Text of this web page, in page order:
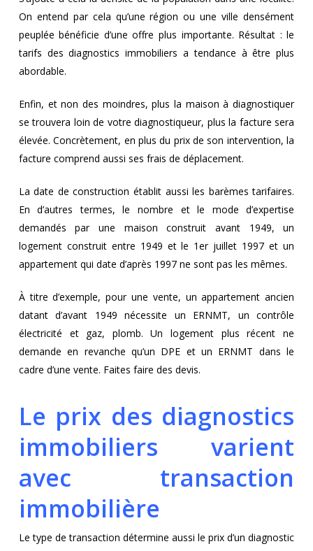
On entend par cela qu’une région ou une ville densément
peuplée bénéficie d’une offre plus importante. Résultat : le
tarifs des diagnostics immobiliers a tendance à être plus
abordable.
Enfin, et non des moindres, plus la maison à diagnostiquer
se trouvera loin de votre diagnostiqueur, plus la facture sera
élevée. Concrètement, en plus du prix de son intervention, la
facture comprend aussi ses frais de déplacement.
La date de construction établit aussi les barèmes tarifaires.
En d’autres termes, le nombre et le mode d’expertise
demandés par une maison construit avant 1949, un
logement construit entre 1949 et le 1er juillet 1997 et un
appartement qui date d’après 1997 ne sont pas les mêmes.
À titre d’exemple, pour une vente, un appartement ancien
datant d’avant 1949 nécessite un ERNMT, un contrôle
électricité et gaz, plomb. Un logement plus récent ne
demande en revanche qu’un DPE et un ERNMT dans le
cadre d’une vente. Faites faire des devis.
Le prix des diagnostics
immobiliers varient
avec transaction
immobilière
Le type de transaction détermine aussi le prix d’un diagnostic